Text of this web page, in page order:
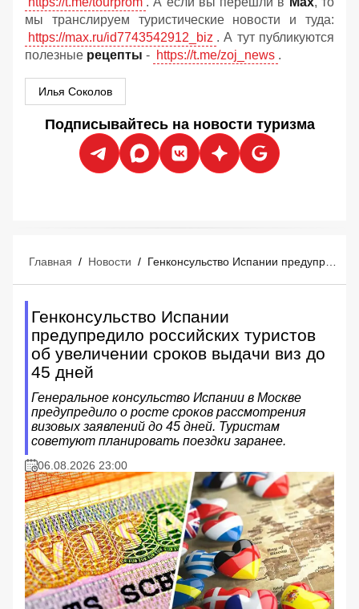
мы транслируем туристические новости и туда:
https://max.ru/id7743542912_biz . А тут публикуются
полезные рецепты - https://t.me/zoj_news .
Илья Соколов
Подписывайтесь на новости туризма
Главная / Новости /
Генконсульство Испании
предупредило российских туристов
об увеличении сроков выдачи виз до
45 дней
Генеральное консульство Испании в Москве
предупредило о росте сроков рассмотрения
визовых заявлений до 45 дней. Туристам
советуют планировать поездки заранее.
06.08.2026 23:00